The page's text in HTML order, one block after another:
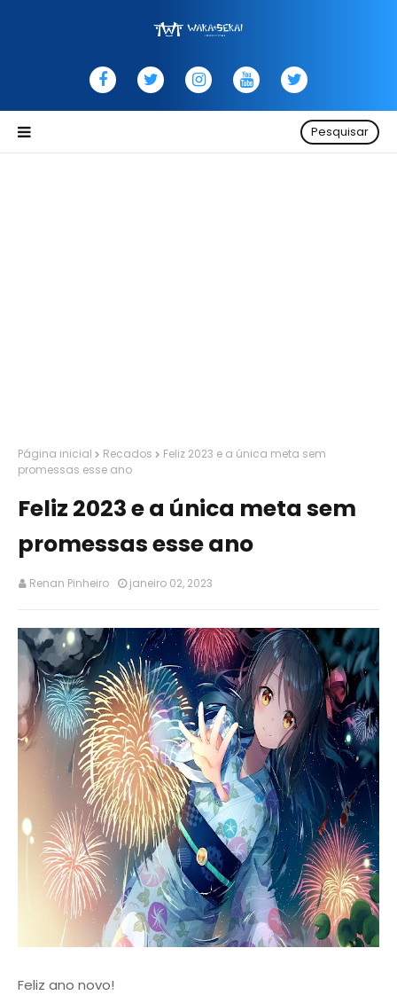
Pesquisar
Página inicial Recados
Feliz 2023 e a única meta sem
promessas esse ano
Feliz 2023 e a única meta sem
promessas esse ano
Renan Pinheiro janeiro 02, 2023
Feliz ano novo!